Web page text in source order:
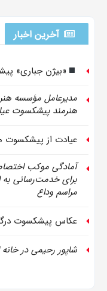
آخرین اخبار
«بیژن جباری»
مدیرعامل مؤسسه
هنرمند پیشکسوت
عیادت از پیشکسوت
آمادگی موکب
برای خدمت‌رسانی
مراسم وداع
عکاس پیشکسوت
شاپور رحیمی در